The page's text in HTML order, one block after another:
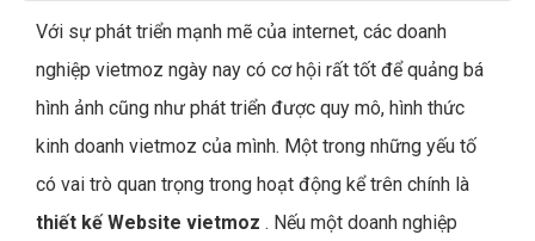
Với sự phát triển mạnh mẽ của internet, các doanh
nghiệp vietmoz ngày nay có cơ hội rất tốt để quảng bá
hình ảnh cũng như phát triển được quy mô, hình thức
kinh doanh vietmoz của mình. Một trong những yếu tố
có vai trò quan trọng trong hoạt động kể trên chính là
thiết kế Website vietmoz . Nếu một doanh nghiệp